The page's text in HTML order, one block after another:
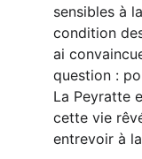
sensibles à
condition
ai
question :
La Peyratte
cette vie
entrevoir à